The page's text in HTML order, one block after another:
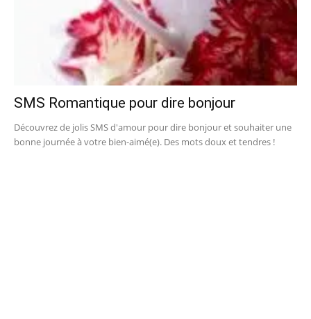
SMS Romantique pour dire bonjour
Découvrez de jolis SMS d'amour pour dire bonjour et souhaiter une
bonne journée à votre bien-aimé(e). Des mots doux et tendres !